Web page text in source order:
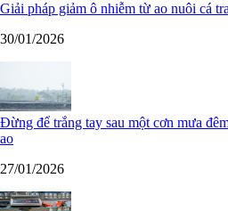
Giải pháp giảm ô nhiễm từ ao nuôi cá
30/01/2026
Đừng để trắng tay sau một cơn mưa
ao
27/01/2026